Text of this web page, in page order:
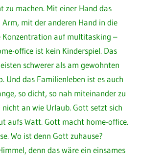
zu machen. Mit einer Hand das
mit der anderen Hand in die
Konzentration auf multitasking –
office ist kein Kinderspiel. Das
schwerer als am gewohnten
Und das Familienleben ist es auch
so dicht, so nah miteinander zu
nicht an wie Urlaub. Gott setzt sich
aufs Watt. Gott macht home-office.
Wo ist denn Gott zuhause?
denn das wäre ein einsames